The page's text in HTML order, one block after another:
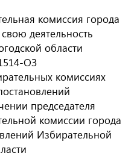
комиссия города
деятельность
области
ОЗ
комиссиях
председателя
комиссии города
Избирательной